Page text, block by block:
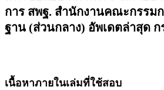
การ สพฐ. สำนักงานคณะกรรม
ฐาน (ส่วนกลาง) อัพเดตล่าสุด ก
เนื้อหาภายในเล่มที่ใช้สอบ